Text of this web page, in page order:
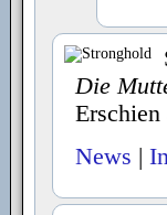
Die
News |